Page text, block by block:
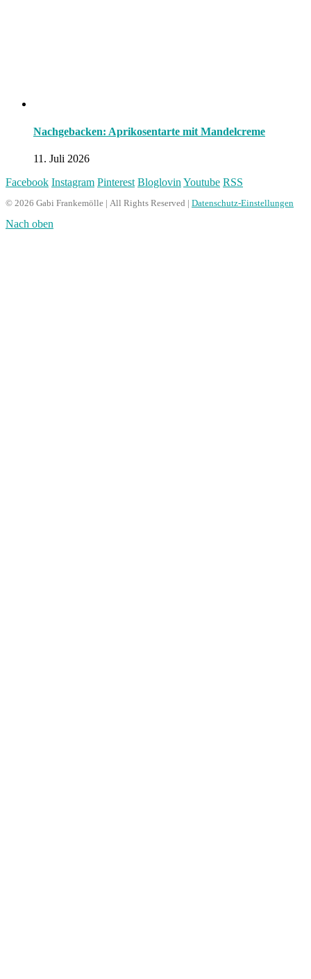
Nachgebacken: Aprikosentarte mit Mandelcreme
11. Juli 2026
Facebook Instagram Pinterest Bloglovin Youtube RSS
© 2026 Gabi Frankemölle | All Rights Reserved | Datenschutz-Einstellungen
Nach oben